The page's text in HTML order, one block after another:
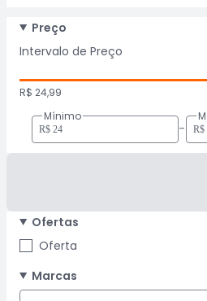
Preço
Intervalo de Preço
R$ 24,99
Mínimo
-
Ofertas
Oferta
Marcas